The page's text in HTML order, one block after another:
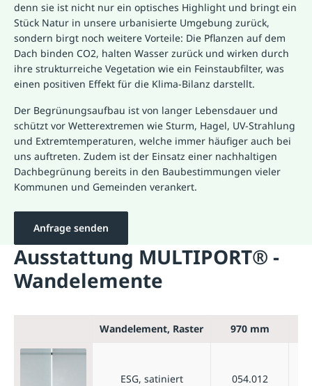
denn sie ist nicht nur ein optisches Highlight und bringt ein
Stück Natur in unsere urbanisierte Umgebung zurück,
sondern birgt noch weitere Vorteile: Die Pflanzen auf dem
Dach binden CO2, halten Wasser zurück und wirken durch
ihre strukturreiche Vegetation wie ein Feinstaubfilter, was
einen positiven Effekt für die Klima-Bilanz darstellt.
Der Begrünungsaufbau ist von langer Lebensdauer und
schützt vor Wetterextremen wie Sturm, Hagel, UV-Strahlung
und Extremtemperaturen, welche immer häufiger auch bei
uns auftreten. Zudem ist der Einsatz einer nachhaltigen
Dachbegrünung bereits in den Baubestimmungen vieler
Kommunen und Gemeinden verankert.
Anfrage senden
Ausstattung MULTIPORT® -
Wandelemente
Wandelement, Raster 970 mm
ESG, satiniert 054.012